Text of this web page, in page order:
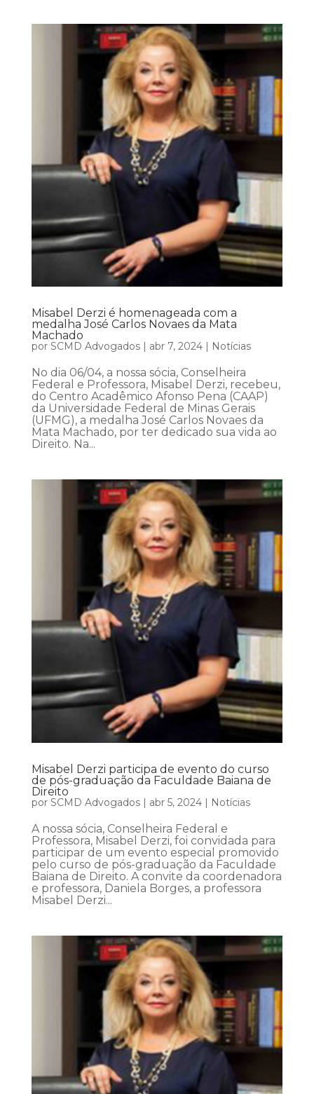
Misabel Derzi é homenageada com a
medalha José Carlos Novaes da Mata
Machado
por SCMD Advogados| abr 7, 2024| Notícias
No dia 06/04, a nossa sócia, Conselheira
Federal e Professora, Misabel Derzi, recebeu,
do Centro Acadêmico Afonso Pena (CAAP)
da Universidade Federal de Minas Gerais
(UFMG), a medalha José Carlos Novaes da
Mata Machado, por ter dedicado sua vida ao
Direito. Na...
Misabel Derzi participa de evento do curso
de pós-graduação da Faculdade Baiana de
Direito
por SCMD Advogados| abr 5, 2024| Notícias
A nossa sócia, Conselheira Federal e
Professora, Misabel Derzi, foi convidada para
participar de um evento especial promovido
pelo curso de pós-graduação da Faculdade
Baiana de Direito. A convite da coordenadora
e professora, Daniela Borges, a professora
Misabel Derzi...